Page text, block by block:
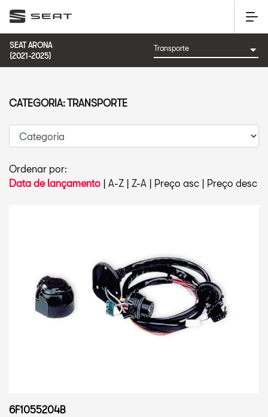
SEAT ARONA
(2021-2025)
Ordenar por:
Data de lançamento | A-Z | Z-A | Preço asc | Preço desc
6F1055204B
CATEGORIA: TRANSPORTE